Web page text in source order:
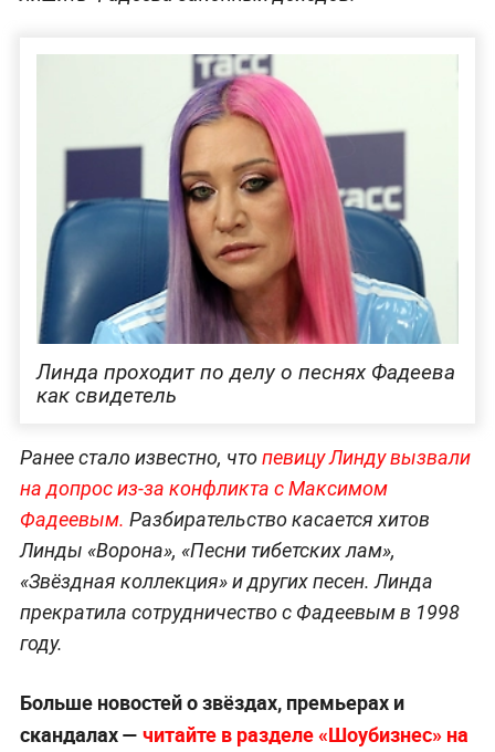
Линда проходит по делу о песнях Фадеева
как свидетель
Ранее стало известно, чтопевицу Линду вызвали
на допрос из-за конфликта с Максимом
Фадеевым. Разбирательство касается хитов
Линды «Ворона», «Песни тибетских лам»,
«Звёздная коллекция» и других песен. Линда
прекратила сотрудничество с Фадеевым в 1998
году.
Больше новостей о звёздах, премьерах и
скандалах — читайте в разделе «Шоубизнес» на